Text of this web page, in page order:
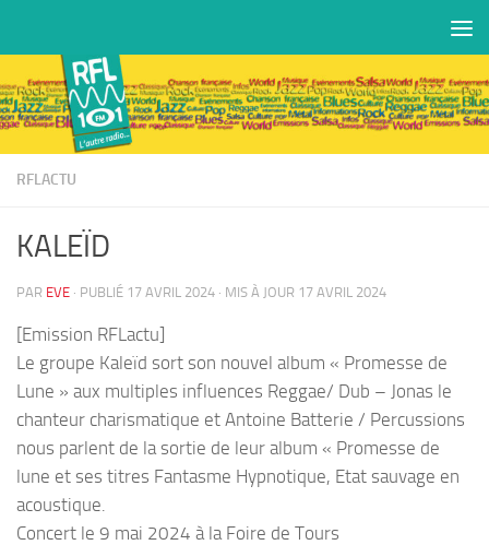
RFLACTU
KALEÏD
PAR EVE · PUBLIÉ 17 AVRIL 2024 · MIS À JOUR 17 AVRIL 2024
[Emission RFLactu]
Le groupe Kaleïd sort son nouvel album « Promesse de
Lune » aux multiples influences Reggae/ Dub – Jonas le
chanteur charismatique et Antoine Batterie / Percussions
nous parlent de la sortie de leur album « Promesse de
lune et ses titres Fantasme Hypnotique, Etat sauvage en
acoustique.
Concert le 9 mai 2024 à la Foire de Tours